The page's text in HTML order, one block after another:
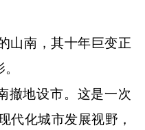
南，其十年巨变正
地设市。这是一次
代化城市发展视野，